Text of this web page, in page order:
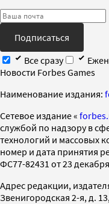
Подписаться
Все сразу
Новости Forbes Games
Наименование издания:
Cетевое издание «
службой по надзору в
технологий и массовых
номер и дата принятия
ФС77-82431 от 23 декабря
Адрес редакции,
Звенигородская 2-я, д.